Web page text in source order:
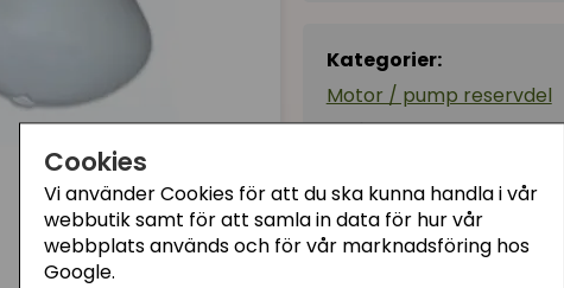
Cookies
Vi använder Cookies för att du ska kunna handla i vår
webbutik samt för att samla in data för hur vår
webbplats används och för vår marknadsföring hos
Google.
Kategorier:
Motor / pump reservdel
Artikelnummer:4126